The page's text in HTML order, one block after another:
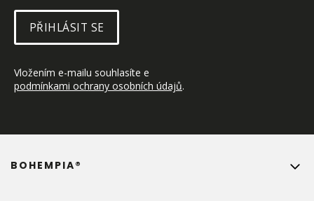
PŘIHLÁSIT SE
Vložením e-mailu souhlasíte e
podmínkami ochrany osobních údajů.
BOHEMPIA®